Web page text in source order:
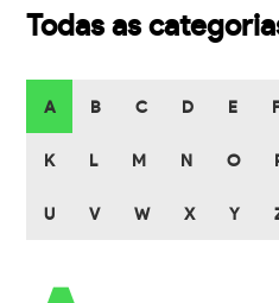
Todas as
A B C D E
K L M N O
U V W X Y